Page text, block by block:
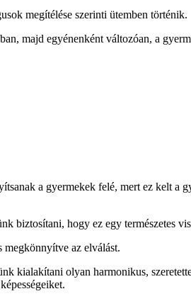
megítélése szerinti ütemben történik.
majd egyénenként változóan, a
a gyermekek felé, mert ez kelt a
biztosítani, hogy ez egy természetes
az elválást.
kialakítani olyan harmonikus,